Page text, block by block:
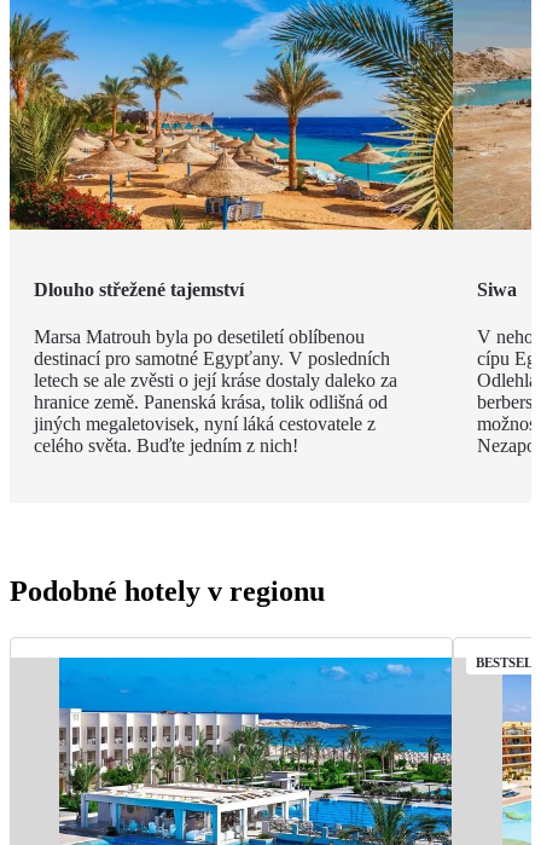
Dlouho střežené tajemství
Marsa Matrouh byla po desetiletí oblíbenou
destinací pro samotné Egypťany. V posledních
letech se ale zvěsti o její kráse dostaly daleko za
hranice země. Panenská krása, tolik odlišná od
jiných megaletovisek, nyní láká cestovatele z
celého světa. Buďte jedním z nich!
Siwa
V
cípu
Odlehlá
Podobné hotely v regionu